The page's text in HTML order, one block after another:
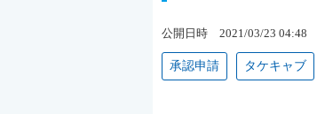
公開日時 2021/03/23 04:48
承認申請 タケキャブ